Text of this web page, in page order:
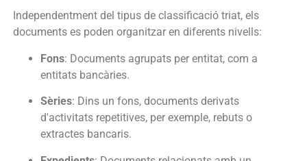
Independentment del tipus de classificació triat, els
documents es poden organitzar en diferents nivells:
Fons: Documents agrupats per entitat, com a
entitats bancàries.
Sèries: Dins un fons, documents derivats
d'activitats repetitives, per exemple, rebuts o
extractes bancaris.